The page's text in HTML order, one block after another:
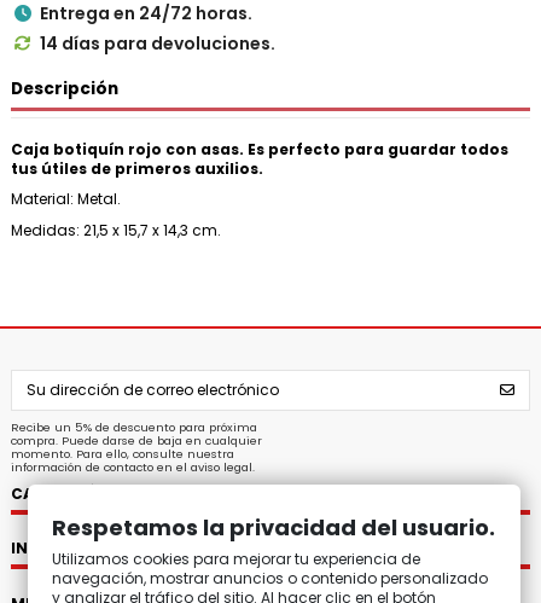
 Entrega en 24/72 horas.
 14 días para devoluciones.
Descripción
Caja botiquín rojo con asas. Es perfecto para guardar todos
tus útiles de primeros auxilios.
Material: Metal.
Medidas: 21,5 x 15,7 x 14,3 cm.
Recibe un 5% de descuento para próxima
compra. Puede darse de baja en cualquier
momento. Para ello, consulte nuestra
información de contacto en el aviso legal.
CATEGORÍAS
INFORMACIÓN
Respetamos la privacidad del usuario.
Utilizamos cookies para mejorar tu experiencia de
navegación, mostrar anuncios o contenido personalizado
y analizar el tráfico del sitio. Al hacer clic en el botón